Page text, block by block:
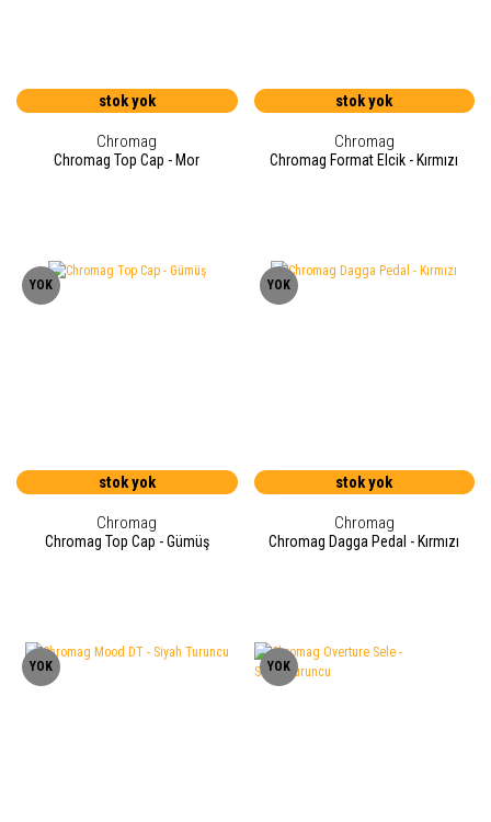
stok yok
Chromag
Chromag Top Cap - Mor
stok yok
Chromag
Chromag Format Elcik - Kırmızı
YOK
stok yok
Chromag
Chromag Top Cap - Gümüş
YOK
stok yok
Chromag
Chromag Dagga Pedal - Kırmızı
YOK YOK